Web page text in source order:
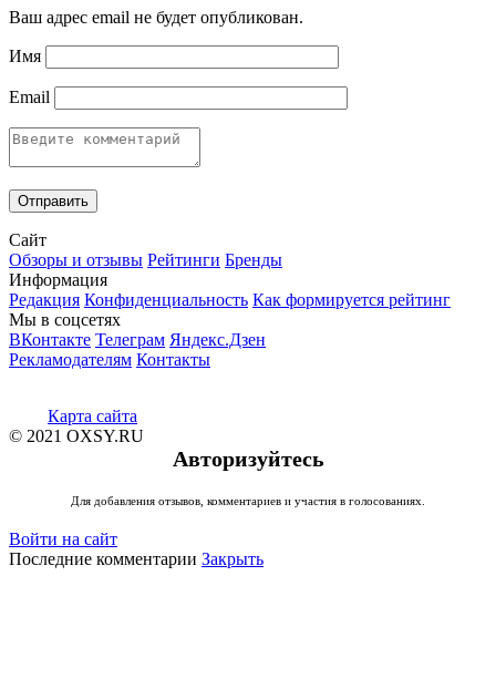
Ваш адрес email не будет опубликован.
Имя
Email
Сайт
Обзоры и отзывы Рейтинги Бренды
Информация
Редакция Конфиденциальность Как формируется рейтинг
Мы в соцсетях
ВКонтакте Телеграм Яндекс.Дзен
Рекламодателям Контакты
Карта сайта
© 2021 OXSY.RU
Авторизуйтесь
Для добавления отзывов, комментариев и участия в голосованиях.
Войти на сайт
Последние комментарии Закрыть